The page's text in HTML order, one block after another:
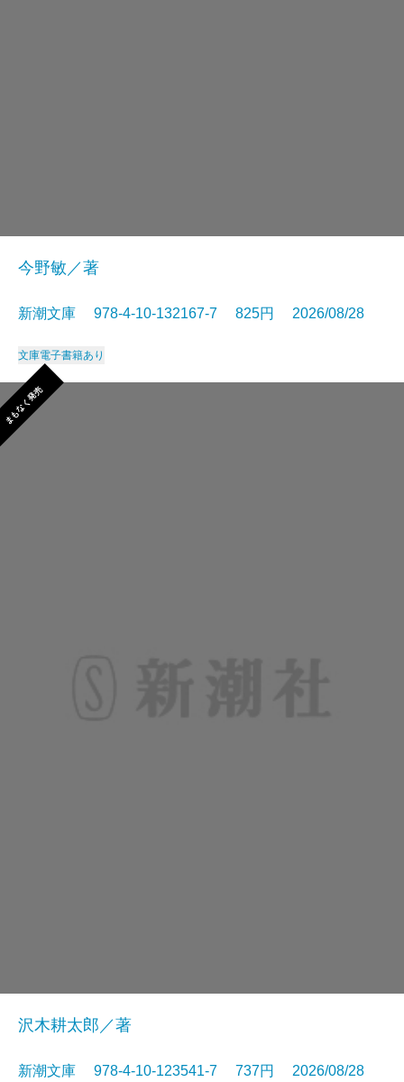
今野敏／著
新潮文庫 978-4-10-132167-7 825円 2026/08/28
文庫電子書籍あり
まもなく発売
沢木耕太郎／著
新潮文庫 978-4-10-123541-7 737円 2026/08/28